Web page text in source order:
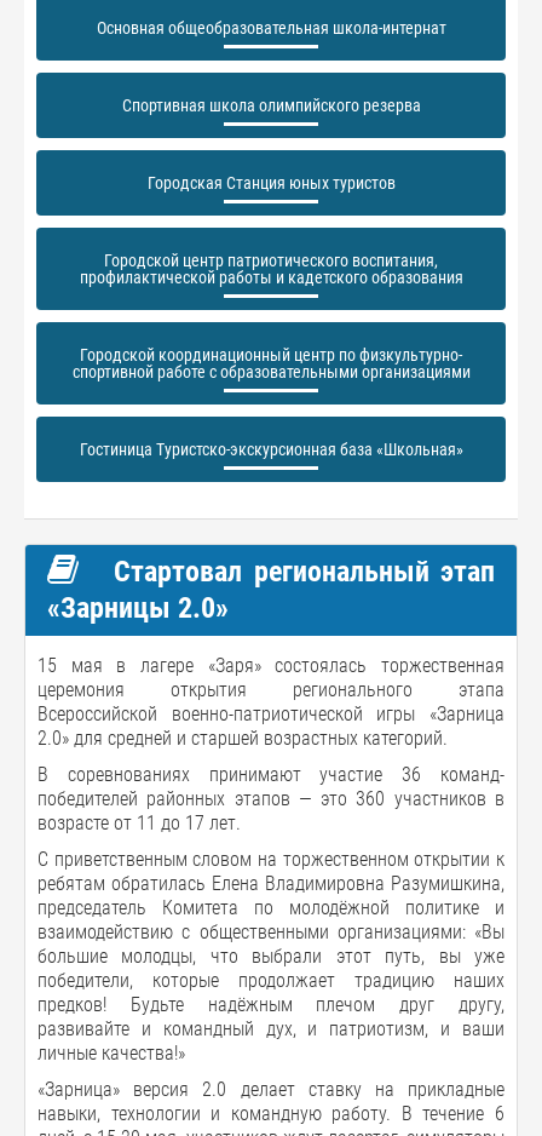
Основная общеобразовательная школа-интернат
Спортивная школа олимпийского резерва
Городская Станция юных туристов
Городской центр патриотического воспитания,
профилактической работы и кадетского образования
Городской координационный центр по физкультурно-
спортивной работе с образовательными организациями
Гостиница Туристско-экскурсионная база «Школьная»
Стартовал региональный этап
«Зарницы 2.0»
15 мая в лагере «Заря» состоялась торжественная
церемония открытия регионального этапа
Всероссийской военно-патриотической игры «Зарница
2.0» для средней и старшей возрастных категорий.
В соревнованиях принимают участие 36 команд-
победителей районных этапов — это 360 участников в
возрасте от 11 до 17 лет.
С приветственным словом на торжественном открытии к
ребятам обратилась Елена Владимировна Разумишкина,
председатель Комитета по молодёжной политике и
взаимодействию с общественными организациями: «Вы
большие молодцы, что выбрали этот путь, вы уже
победители, которые продолжает традицию наших
предков! Будьте надёжным плечом друг другу,
развивайте и командный дух, и патриотизм, и ваши
личные качества!»
«Зарница» версия 2.0 делает ставку на прикладные
навыки, технологии и командную работу. В течение 6